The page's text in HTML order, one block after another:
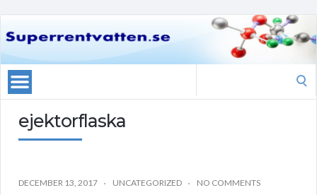
ejektorflaska
DECEMBER 13, 2017 UNCATEGORIZED NO COMMENTS